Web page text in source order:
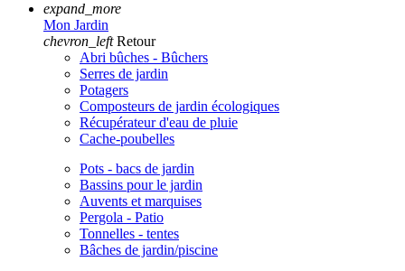
expand_more
Mon Jardin
chevron_left Retour
Abri bûches - Bûchers
Serres de jardin
Potagers
Composteurs de jardin écologiques
Récupérateur d'eau de pluie
Cache-poubelles
Pots - bacs de jardin
Bassins pour le jardin
Auvents et marquises
Pergola - Patio
Tonnelles - tentes
Bâches de jardin/piscine